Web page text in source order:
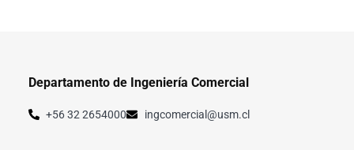
Departamento de Ingeniería Comercial
+56 32 2654000 ingcomercial@usm.cl